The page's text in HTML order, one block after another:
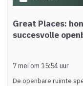
Great Places:
succesvolle
7 mei om 15:54 uur
De openbare ruimte